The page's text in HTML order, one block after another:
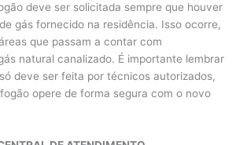
deve ser solicitada sempre que houver
gás fornecido na residência. Isso ocorre,
que passam a contar com
natural canalizado. É importante lembrar
deve ser feita por técnicos autorizados,
opere de forma segura com o novo